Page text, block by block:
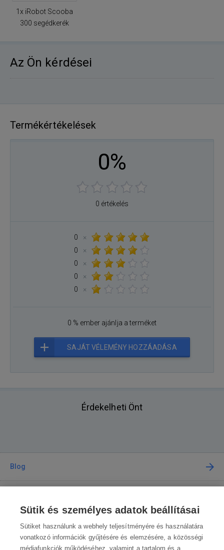
1x iRobot Scooba
300 segédkerék
Az Ön kérdései
Termékértékelések
0%
0 értékelés
0
×
0
×
0
×
0
×
0
×
0 % ember ajánlja a terméket
SAJÁT VÉLEMÉNY HOZZÁADÁSA
Érdekelheti Önt
Blog
A vásárlásról
Sütik és személyes adatok beállításai
Sütiket használunk a webhely teljesítményére és használatára
vonatkozó információk gyűjtésére és elemzésére, a közösségi
médiafunkciók működéséhez, valamint a tartalom és a